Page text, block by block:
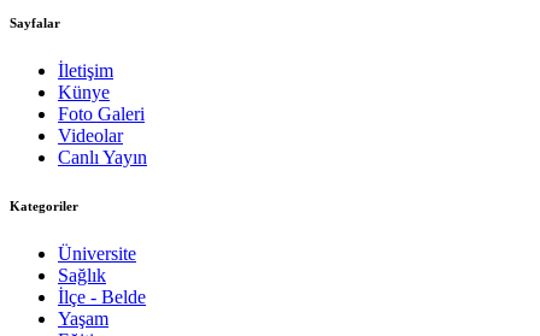
Sayfalar
İletişim
Künye
Foto Galeri
Videolar
Canlı Yayın
Kategoriler
Üniversite
Sağlık
İlçe - Belde
Yaşam